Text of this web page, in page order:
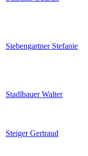
Siebengartner Stefanie
Stadlbauer Walter
Steiger Gertraud